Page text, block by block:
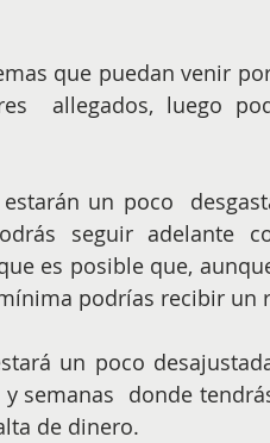
allegados, luego
seguir adelante
es posible que,
podrías recibir un
un poco
semanas  donde
de dinero.